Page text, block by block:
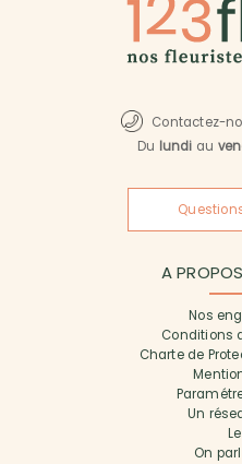
Contactez-
Du lundi au
A
Nos
Conditions
Charte de
Un
On